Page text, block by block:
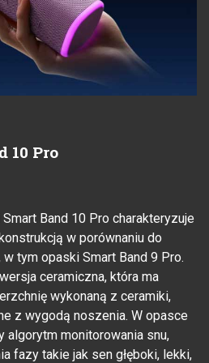
10 Pro
Band 10 Pro charakteryzuje
w porównaniu do
tym opaski Smart Band 9 Pro.
ceramiczna, która ma
wykonaną z ceramiki,
z wygodą noszenia. W opasce
algorytm monitorowania snu,
fazy takie jak sen głęboki, lekki,